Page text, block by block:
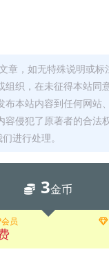
章，如无特殊说明或标
组织，在未征得本站同
布本站内容到任何网站
容侵犯了原著者的合法
进行处理。
3金币
员